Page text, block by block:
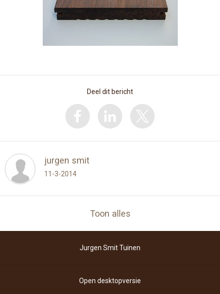
Deel dit bericht
jurgen smit
11-3-2014
Toon alles
Jurgen Smit Tuinen
Open desktopversie